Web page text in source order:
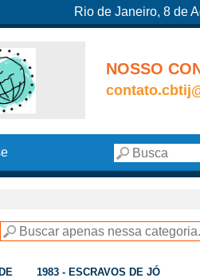
Rio de Janeiro, 8 de
NOSSO
1983 - ESCRAVOS DE JÓ